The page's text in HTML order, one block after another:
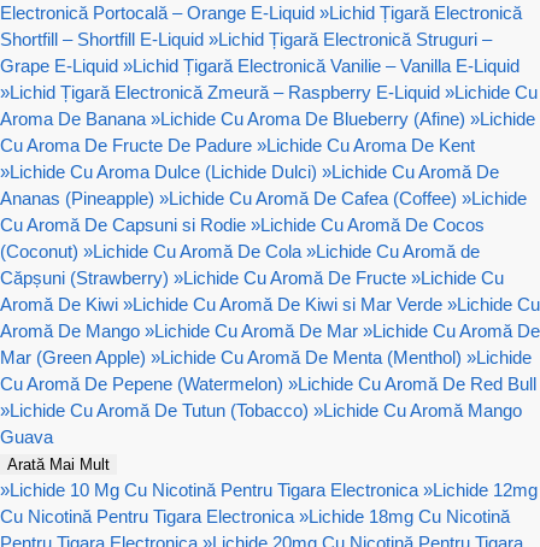
Electronică Portocală – Orange E-Liquid »Lichid Țigară Electronică
Shortfill – Shortfill E-Liquid »Lichid Țigară Electronică Struguri –
Grape E-Liquid »Lichid Țigară Electronică Vanilie – Vanilla E-Liquid
»Lichid Țigară Electronică Zmeură – Raspberry E-Liquid »Lichide Cu
Aroma De Banana »Lichide Cu Aroma De Blueberry (Afine) »Lichide
Cu Aroma De Fructe De Padure »Lichide Cu Aroma De Kent
»Lichide Cu Aroma Dulce (Lichide Dulci) »Lichide Cu Aromă De
Ananas (Pineapple) »Lichide Cu Aromă De Cafea (Coffee) »Lichide
Cu Aromă De Capsuni si Rodie »Lichide Cu Aromă De Cocos
(Coconut) »Lichide Cu Aromă De Cola »Lichide Cu Aromă de
Căpșuni (Strawberry) »Lichide Cu Aromă De Fructe »Lichide Cu
Aromă De Kiwi »Lichide Cu Aromă De Kiwi si Mar Verde »Lichide Cu
Aromă De Mango »Lichide Cu Aromă De Mar »Lichide Cu Aromă De
Mar (Green Apple) »Lichide Cu Aromă De Menta (Menthol) »Lichide
Cu Aromă De Pepene (Watermelon) »Lichide Cu Aromă De Red Bull
»Lichide Cu Aromă De Tutun (Tobacco) »Lichide Cu Aromă Mango
Guava
Arată Mai Mult
»Lichide 10 Mg Cu Nicotină Pentru Tigara Electronica »Lichide 12mg
Cu Nicotină Pentru Tigara Electronica »Lichide 18mg Cu Nicotină
Pentru Tigara Electronica »Lichide 20mg Cu Nicotină Pentru Tigara